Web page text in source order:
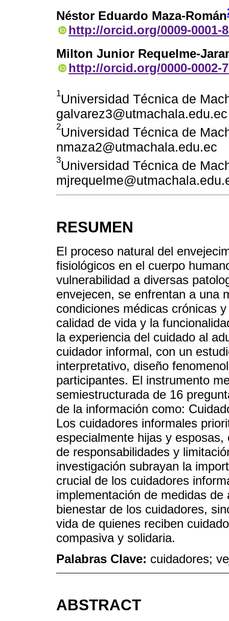
Néstor Eduardo Maza-Román
http://orcid.org/0009-0001-
Milton Junior Requelme-
http://orcid.org/0000-0002-
1Universidad Técnica de
galvarez3@utmachala.edu.ec
2Universidad Técnica de
nmaza2@utmachala.edu.ec
3Universidad Técnica de
RESUMEN
El proceso natural del
fisiológicos en el cuerpo
vulnerabilidad a diversas
envejecen, se enfrentan a una
condiciones médicas crónicas
calidad de vida y la
la experiencia del cuidado al
cuidador informal, con un
interpretativo, diseño
participantes. El instrumento
semiestructurada de 16
de la información como:
Los cuidadores informales
especialmente hijas y
de responsabilidades y
investigación subrayan la
crucial de los cuidadores
implementación de medidas
bienestar de los cuidadores,
vida de quienes reciben
compasiva y solidaria.
Palabras Clave: cuidadores;
ABSTRACT